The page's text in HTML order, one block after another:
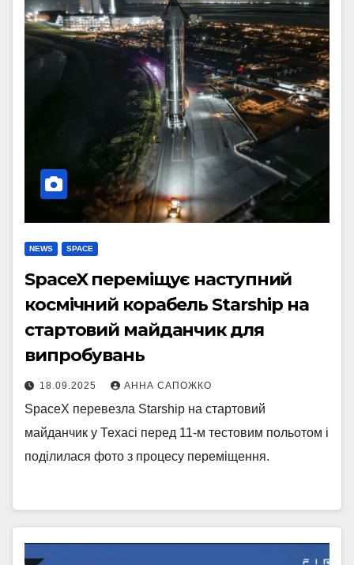
NEWS SPACE
SpaceX переміщує наступний
космічний корабель Starship на
стартовий майданчик для
випробувань
18.09.2025 АННА САПОЖКО
SpaceX перевезла Starship на стартовий
майданчик у Техасі перед 11-м тестовим польотом і
поділилася фото з процесу переміщення.